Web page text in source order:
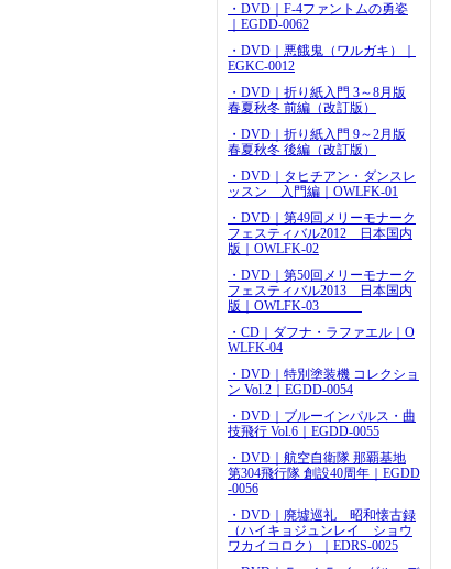
・DVD｜F-4ファントムの勇姿
｜EGDD-0062
・DVD｜悪餓鬼（ワルガキ）｜
EGKC-0012
・DVD｜折り紙入門 3～8月版
春夏秋冬 前編（改訂版）
・DVD｜折り紙入門 9～2月版
春夏秋冬 後編（改訂版）
・DVD｜タヒチアン・ダンスレ
ッスン 入門編｜OWLFK-01
・DVD｜第49回メリーモナーク
フェスティバル2012 日本国内
版｜OWLFK-02
・DVD｜第50回メリーモナーク
フェスティバル2013 日本国内
版｜OWLFK-03
・CD｜ダフナ・ラファエル｜O
WLFK-04
・DVD｜特別塗装機 コレクショ
ン Vol.2｜EGDD-0054
・DVD｜ブルーインパルス・曲
技飛行 Vol.6｜EGDD-0055
・DVD｜航空自衛隊 那覇基地
第304飛行隊 創設40周年｜EGDD
-0056
・DVD｜廃墟巡礼 昭和懐古録
（ハイキョジュンレイ ショウ
ワカイコロク）｜EDRS-0025